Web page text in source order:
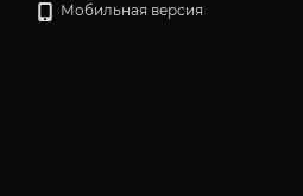
Мобильная версия